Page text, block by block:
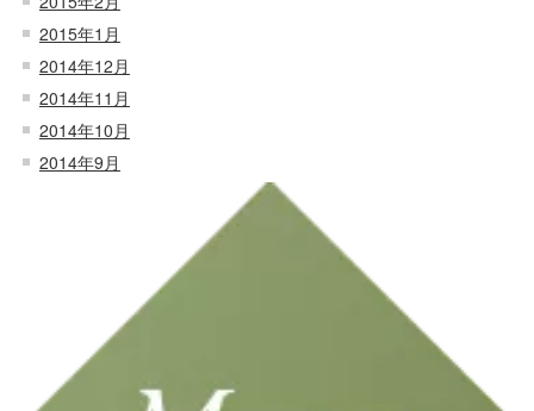
2015年1月
2014年12月
2014年11月
2014年10月
2014年9月